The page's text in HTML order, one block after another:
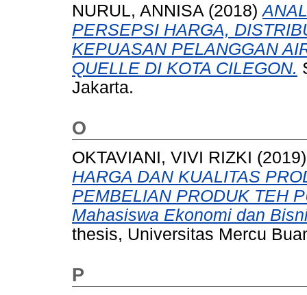
NURUL, ANNISA (2018)
PERSEPSI HARGA,
KEPUASAN PELANGGAN
QUELLE DI KOTA CILEGON.
Jakarta.
O
OKTAVIANI, VIVI RIZKI
HARGA DAN KUALITAS
PEMBELIAN PRODUK TEH
Mahasiswa Ekonomi dan
thesis, Universitas Mercu
P